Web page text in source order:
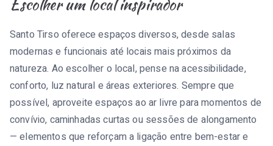
Santo Tirso oferece espaços diversos, desde salas
modernas e funcionais até locais mais próximos da
natureza. Ao escolher o local, pense na acessibilidade,
conforto, luz natural e áreas exteriores. Sempre que
possível, aproveite espaços ao ar livre para momentos de
convívio, caminhadas curtas ou sessões de alongamento
— elementos que reforçam a ligação entre bem-estar e